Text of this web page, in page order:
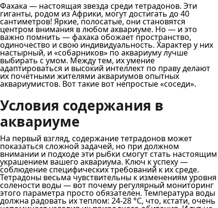
Фахака — настоящая звезда среди тетрадонов. Эти
гиганты, родом из Африки, могут достигать до 40
сантиметров! Яркие, полосатые, они становятся
центром внимания в любом аквариуме. Но — и это
важно помнить — фахака обожает пространство,
одиночество и свою индивидуальность. Характер у них
настырный, и «собарников» по аквариуму лучше
выбирать с умом. Между тем, их умение
адаптироваться и высокий интеллект по праву делают
их почётными жителями аквариумов опытных
аквариумистов. Вот такие вот непростые «соседи».
Условия содержания в
аквариуме
На первый взгляд, содержание тетрадонов может
показаться сложной задачей, но при должном
внимании и подходе эти рыбки смогут стать настоящим
украшением вашего аквариума. Ключ к успеху —
соблюдение специфических требований к их среде.
Тетрадоны весьма чувствительны к изменениям уровня
солености воды — вот почему регулярный мониторинг
этого параметра просто обязателен. Температура воды
должна радовать их теплом: 24-28 °C, что, кстати, очень